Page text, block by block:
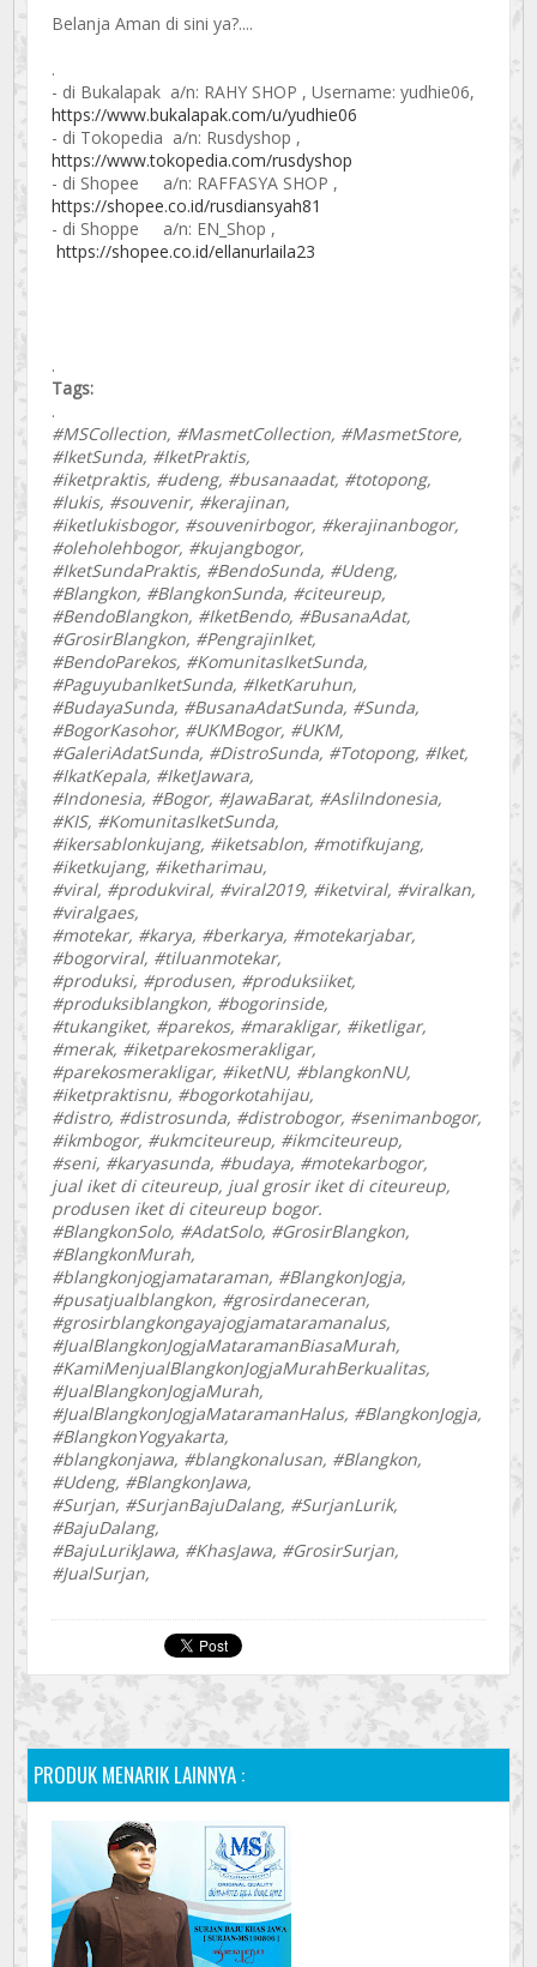
Belanja Aman di sini ya?....
.
- di Bukalapak a/n: RAHY SHOP , Username: yudhie06,
https://www.bukalapak.com/u/yudhie06
- di Tokopedia a/n: Rusdyshop ,
https://www.tokopedia.com/rusdyshop
- di Shopee a/n: RAFFASYA SHOP ,
https://shopee.co.id/rusdiansyah81
- di Shoppe a/n: EN_Shop ,
https://shopee.co.id/ellanurlaila23
.
Tags:
.
#MSCollection, #MasmetCollection, #MasmetStore,
#IketSunda, #IketPraktis,
#iketpraktis, #udeng, #busanaadat, #totopong,
#lukis, #souvenir, #kerajinan,
#iketlukisbogor, #souvenirbogor, #kerajinanbogor,
#oleholehbogor, #kujangbogor,
#IketSundaPraktis, #BendoSunda, #Udeng,
#Blangkon, #BlangkonSunda, #citeureup,
#BendoBlangkon, #IketBendo, #BusanaAdat,
#GrosirBlangkon, #PengrajinIket,
#BendoParekos, #KomunitasIketSunda,
#PaguyubanIketSunda, #IketKaruhun,
#BudayaSunda, #BusanaAdatSunda, #Sunda,
#BogorKasohor, #UKMBogor, #UKM,
#GaleriAdatSunda, #DistroSunda, #Totopong, #Iket,
#IkatKepala, #IketJawara,
#Indonesia, #Bogor, #JawaBarat, #AsliIndonesia,
#KIS, #KomunitasIketSunda,
#ikersablonkujang, #iketsablon, #motifkujang,
#iketkujang, #iketharimau,
#viral, #produkviral, #viral2019, #iketviral, #viralkan,
#viralgaes,
#motekar, #karya, #berkarya, #motekarjabar,
#bogorviral, #tiluanmotekar,
#produksi, #produsen, #produksiiket,
#produksiblangkon, #bogorinside,
#tukangiket, #parekos, #marakligar, #iketligar,
#merak, #iketparekosmerakligar,
#parekosmerakligar, #iketNU, #blangkonNU,
#iketpraktisnu, #bogorkotahijau,
#distro, #distrosunda, #distrobogor, #senimanbogor,
#ikmbogor, #ukmciteureup, #ikmciteureup,
#seni, #karyasunda, #budaya, #motekarbogor,
jual iket di citeureup, jual grosir iket di citeureup,
produsen iket di citeureup bogor.
#BlangkonSolo, #AdatSolo, #GrosirBlangkon,
#BlangkonMurah,
#blangkonjogjamataraman, #BlangkonJogja,
#pusatjualblangkon, #grosirdaneceran,
#grosirblangkongayajogjamataramanalus,
#JualBlangkonJogjaMataramanBiasaMurah,
#KamiMenjualBlangkonJogjaMurahBerkualitas,
#JualBlangkonJogjaMurah,
#JualBlangkonJogjaMataramanHalus, #BlangkonJogja,
#BlangkonYogyakarta,
#blangkonjawa, #blangkonalusan, #Blangkon,
#Udeng, #BlangkonJawa,
#Surjan, #SurjanBajuDalang, #SurjanLurik,
#BajuDalang,
#BajuLurikJawa, #KhasJawa, #GrosirSurjan,
#JualSurjan,
PRODUK MENARIK LAINNYA :